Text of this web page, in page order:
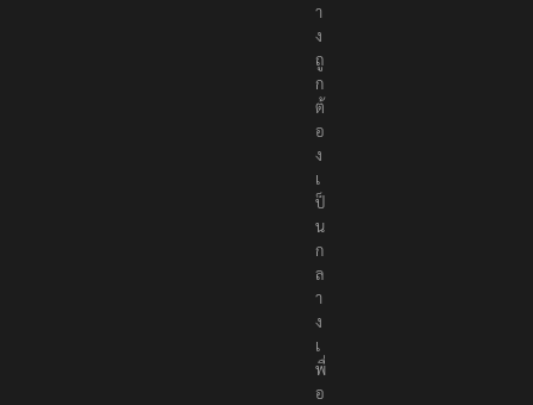
า
ง
ถู
ก
ต้
อ
ง
เ
ป็
น
ก
ล
า
ง
เ
พื่
อ